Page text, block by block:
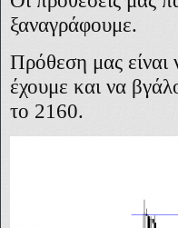
ξαναγράφουμε.
Πρόθεση μας
έχουμε και να
το 2160.